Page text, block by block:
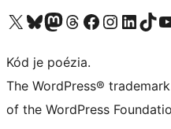
Navštívte náš účet na X (predtým Twitter)
Navštívte náš účet na platforme Bluesky
Navštívte náš účet na Mastodone
Navštívte náš účet na platforme Threads
Navštívte našu stránku na
Navštívte náš účet
Navštívte náš
Navštívte náš účet
Kód je poézia.
The WordPress®
of the WordPress